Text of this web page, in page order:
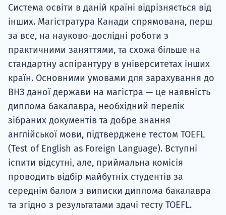
Система освіти в даній країні відрізняється від
інших. Магістратура Канади спрямована, перш
за все, на науково-дослідні роботи з
практичними заняттями, та схожа більше на
стандартну аспірантуру в університетах інших
країн. Основними умовами для зарахування до
ВНЗ даної держави на магістра — це наявність
диплома бакалавра, необхідний перелік
зібраних документів та добре знання
англійської мови, підтверджене тестом TOEFL
(Test of English as Foreign Language). Вступні
іспити відсутні, але, приймальна комісія
проводить відбір майбутніх студентів за
середнім балом з виписки диплома бакалавра
та згідно з результатами здачі тесту TOEFL.